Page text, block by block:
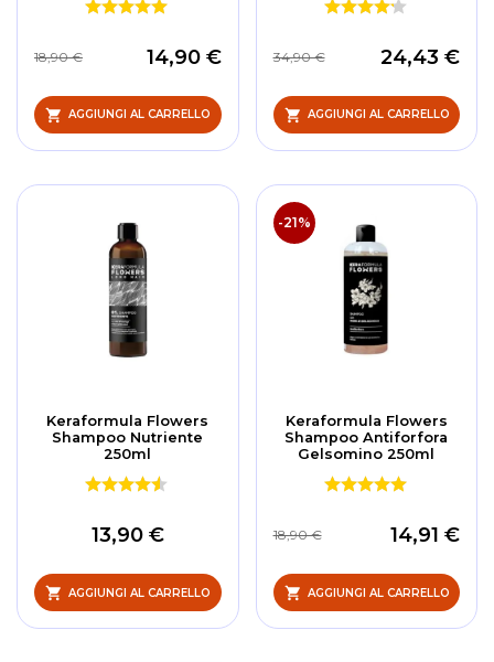
14,90 €
18,90 €
AGGIUNGI AL CARRELLO
24,43 €
34,90 €
AGGIUNGI AL CARRELLO
Keraformula Flowers
Shampoo Nutriente
250ml
13,90 €
AGGIUNGI AL CARRELLO
-21%
Keraformula Flowers
Shampoo Antiforfora
Gelsomino 250ml
14,91 €
18,90 €
AGGIUNGI AL CARRELLO